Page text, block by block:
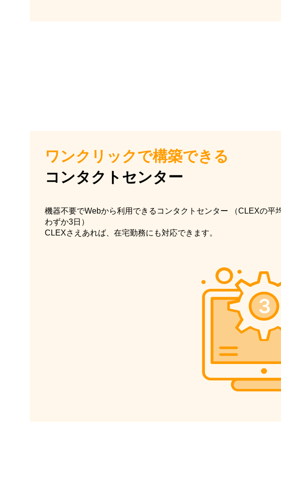
ワンクリックで構築できる
コンタクトセンター
機器不要でWebから利用できるコンタクトセンター （CLEXの平
わずか3日）
CLEXさえあれば、在宅勤務にも対応できます。